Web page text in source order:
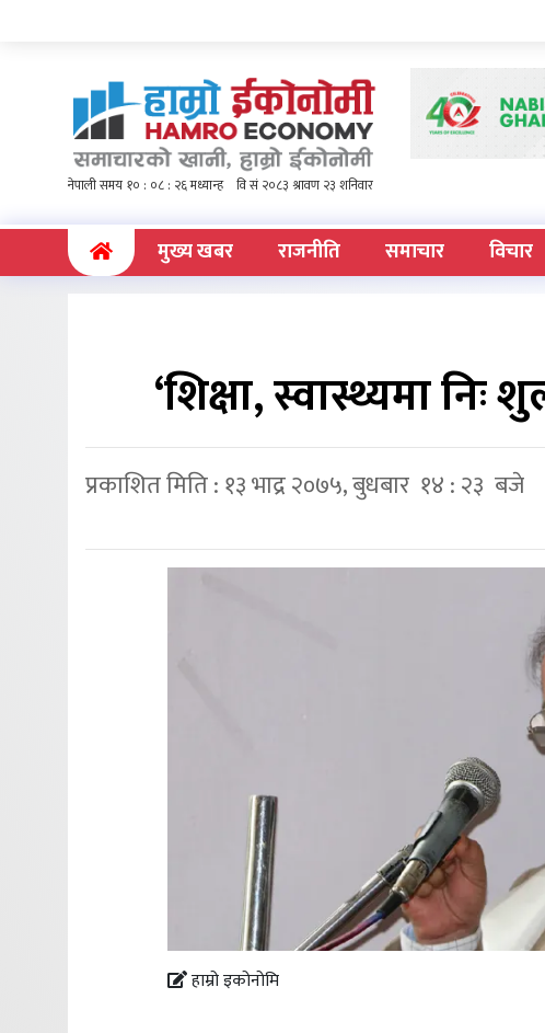
(current)मुख्य खबर राजनीति समाचार विचार
‘शिक्षा, स्वास्थ्यमा
प्रकाशित मिति : १३ भाद्र २०७५, बुधबार १४ : २३ बजे
हाम्रो इकोनोमि